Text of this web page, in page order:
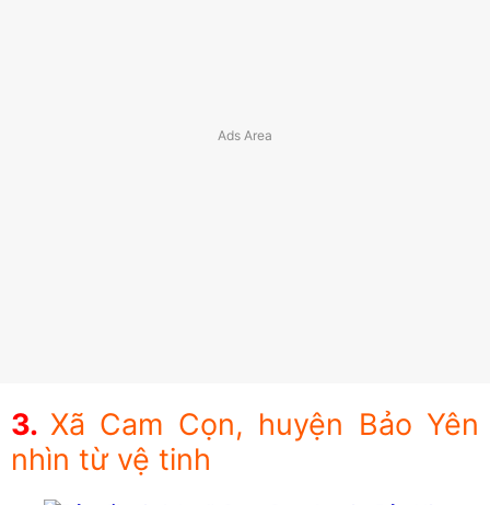
Xã Cam Cọn, huyện Bảo Yên
nhìn từ vệ tinh